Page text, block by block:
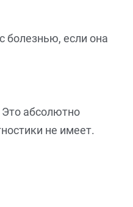
болезнью, если она
Это абсолютно
не имеет.